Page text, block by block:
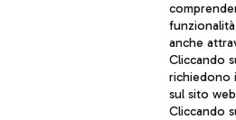
Aeroporti di Roma S.p.A. -
Codice fiscale e Registro delle
anche
Cliccando
richiedono
sul sito
Cliccando